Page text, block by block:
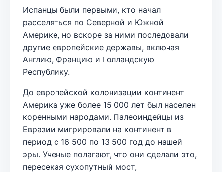
Испанцы были первыми, кто начал
расселяться по Северной и Южной
Америке, но вскоре за ними последовали
другие европейские державы, включая
Англию, Францию и Голландскую
Республику.
До европейской колонизации континент
Америка уже более 15 000 лет был населен
коренными народами. Палеоиндейцы из
Евразии мигрировали на континент в
период с 16 500 по 13 500 год до нашей
эры. Ученые полагают, что они сделали это,
пересекая сухопутный мост,